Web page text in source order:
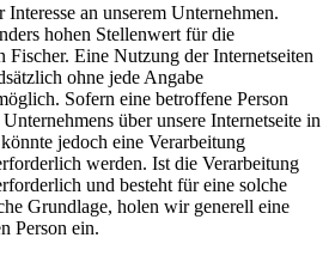
an unserem Unternehmen.
hohen Stellenwert für die
Fischer. Eine Nutzung der Internetseiten
ohne jede Angabe
Sofern eine betroffene Person
über unsere Internetseite in
jedoch eine Verarbeitung
werden. Ist die Verarbeitung
und besteht für eine solche
Grundlage, holen wir generell eine
Person ein.